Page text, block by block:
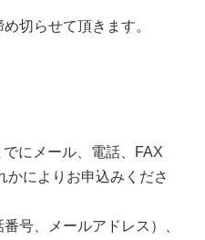
切らせて頂きます。
にメール、電話、FAX
かによりお申込みくださ
号、メールアドレス）、